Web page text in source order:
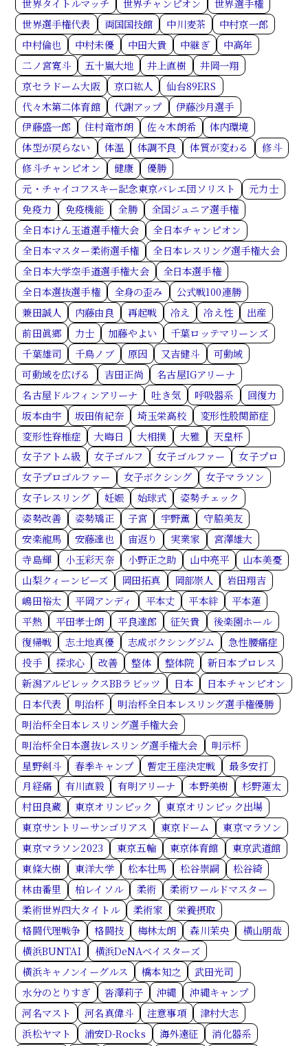
世界タイトルマッチ 世界チャンピオン
世界選手権
世界選手権代表
両国国技館 中川麦茶
中村京一郎
中村倫也
中村未優 中田大貴 中継ぎ
中高年
二ノ宮寛斗
五十嵐大地 井上直樹
井岡一翔
京セラドーム大阪
京口紘人
仙台89ERS
代々木第二体育館
代謝アップ
伊藤沙月選手
伊藤盛一郎
住村竜市朗 佐々木朗希
体内環境
体型が戻らない
体温 体調不良 体質が変わる
修斗
修斗チャンピオン
健康
優勝
元・チャイコフスキー記念東京バレエ団ソリスト
元力士
免疫力
免疫機能 全勝
全国ジュニア選手権
全日本けん玉道選手権大会
全日本チャンピオン
全日本マスター柔術選手権
全日本レスリング選手権大会
全日本大学空手道選手権大会
全日本選手権
全日本選抜選手権
全身の歪み
公式戦100連勝
兼田誠人
内藤由良 再起戦 冷え 冷え性
出産
前田眞郷
力士 加藤やよい
千葉ロッテマリーンズ
千葉雄司
千鳥ノブ 原因 又吉健斗
可動域
可動域を広げる
吉田正尚
名古屋IGアリーナ
名古屋ドルフィンアリーナ
吐き気 呼吸器系
回復力
坂本由宇
坂田侑紀奈 埼玉栄高校
変形性股関節症
変形性脊椎症
大晦日 大相撲 大雅
天皇杯
女子アトム級
女子ゴルフ 女子ゴルファー
女子プロ
女子プロゴルファー
女子ボクシング
女子マラソン
女子レスリング
妊娠 始球式
姿勢チェック
姿勢改善
姿勢矯正 子宮 宇野薫
守脇美友
安楽龍馬
安藤達也 宙返り 実業家
宮澤雄大
寺島輝
小玉彩天奈 小野正之助 山中亮平
山本美憂
山梨クィーンビーズ
岡田拓真 岡部崇人
岩田翔吉
嶋田裕太
平岡アンディ 平本丈 平本絆
平本蓮
平熱
平田孝士朗 平良達郎 征矢貴
後楽園ホール
復帰戦
志土地真優 志成ボクシングジム
急性腰痛症
投手
探求心 改善 整体 整体院
新日本プロレス
新潟アルビレックスBBラビッツ
日本
日本チャンピオン
日本代表
明治杯
明治杯全日本レスリング選手権優勝
明治杯全日本レスリング選手権大会
明治杯全日本選抜レスリング選手権大会
明示杯
星野剣斗
春季キャンプ 暫定王座決定戦
最多安打
月経痛
有川直毅 有明アリーナ 本野美樹
杉野蓮太
村田良蔵
東京オリンピック
東京オリンピック出場
東京サントリーサンゴリアス
東京ドーム
東京マラソン
東京マラソン2023
東京五輪 東京体育館
東京武道館
東條大樹
東洋大学 松本壮馬 松谷崇嗣
松谷綺
林由番里
柏レイソル 柔術
柔術ワールドマスター
柔術世界四大タイトル
柔術家
栄養摂取
格闘代理戦争
格闘技 梅林太朗 森川茉央
横山朋哉
横浜BUNTAI
横浜DeNAベイスターズ
横浜キャノンイーグルス
橋本知之
武田光司
水分のとりすぎ
沓澤莉子 沖縄
沖縄キャンプ
河名マスト
河名真偉斗 注意事項
津村大志
浜松ヤマト
浦安D-Rocks 海外遠征
消化器系